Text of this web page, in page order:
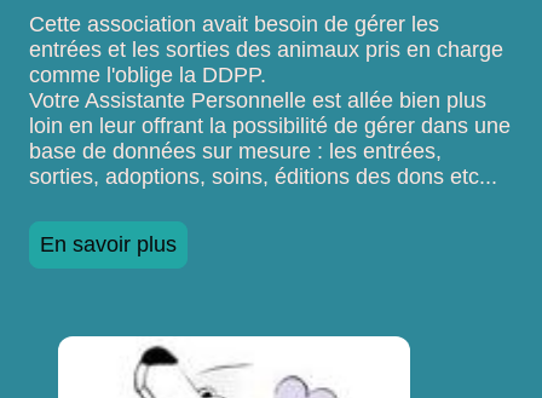
Cette association avait besoin de gérer les
entrées et les sorties des animaux pris en charge
comme l'oblige la DDPP.
Votre Assistante Personnelle est allée bien plus
loin en leur offrant la possibilité de gérer dans une
base de données sur mesure : les entrées,
sorties, adoptions, soins, éditions des dons etc...
En savoir plus